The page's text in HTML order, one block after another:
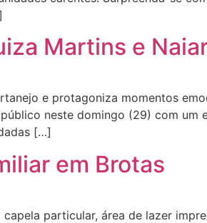
Martins e
e protagoniza momentos
neste domingo (29) com um
[…]
em Brotas
particular, área de lazer